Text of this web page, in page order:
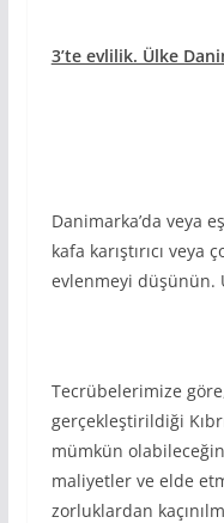
3’te evlilik. Ülke
Danimarka’da veya
kafa karıştırıcı veya
evlenmeyi düşünün.
Tecrübelerimize
gerçekleştirildiği
mümkün
maliyetler ve elde
zorluklardan